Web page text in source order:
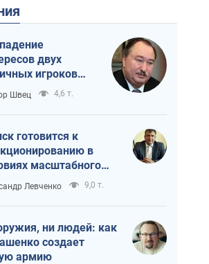
двух
игроков
тайный план
и Путина?
Швец 4,6 т.
готовится к
в
масштабного
кризиса
Левченко 9,0 т.
ни людей: как
создает
армию